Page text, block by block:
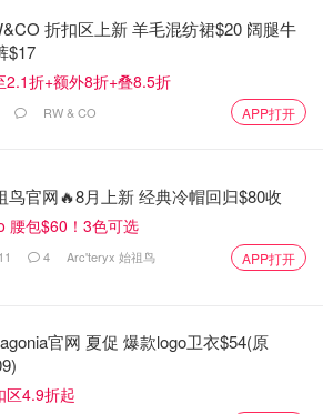
套好的蚕丝被啦！
5A与姆米是什么？
级和姆米的概念。首先，在丝绸行业
好坏分为不同等级，A、2A、3A、
蚕丝是A级，而最好的蚕丝是6A级。
爱马仕的丝巾，使用的就是6A级蚕
的蚕丝被，可以说是也很奢华啦！
量的单位，姆米越大，面料越重，价格
的太湖雪的被套是用19姆米的料制作
是良心啊！但不是姆米越大越好，要
制作手法工艺以及适用范围，选择最
理自网络）
折扣区上新 羊毛混纺裙$20 阔腿牛
$17
2.1折+额外8折+叠8.5折
RW & CO APP打开
鸟官网🔥8月上新 经典冷帽回归$80收
腰包$60！3色可选
4 Arc'teryx 始祖鸟 APP打开
官网 夏促 爆款logo卫衣$54(原
区4.9折起